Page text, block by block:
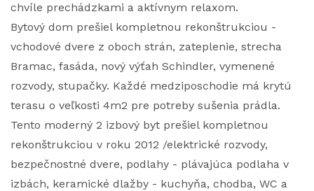
chvíle prechádzkami a aktívnym relaxom.
Bytový dom prešiel kompletnou rekonštrukciou -
vchodové dvere z oboch strán, zateplenie, strecha
Bramac, fasáda, nový výťah Schindler, vymenené
rozvody, stupačky. Každé medziposchodie má krytú
terasu o veľkosti 4m2 pre potreby sušenia prádla.
Tento moderný 2 izbový byt prešiel kompletnou
rekonštrukciou v roku 2012 /elektrické rozvody,
bezpečnostné dvere, podlahy - plávajúca podlaha v
izbách, keramické dlažby - kuchyňa, chodba, WC a